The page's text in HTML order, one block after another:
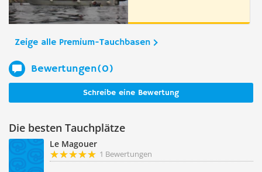
Zeige alle Premium-Tauchbasen
Bewertungen(0)
Schreibe eine Bewertung
Die besten Tauchplätze
Le Magouer
1 Bewertungen